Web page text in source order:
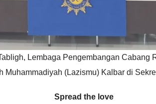
Lembaga Pengembangan Cabang
Muhammadiyah (Lazismu) Kalbar di
Spread the love